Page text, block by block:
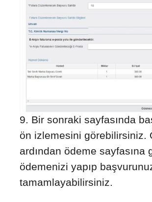
Bir sonraki sayfasında
ön izlemesini görebilirsiniz.
ardından ödeme sayfasına
ödemenizi yapıp
tamamlayabilirsiniz.